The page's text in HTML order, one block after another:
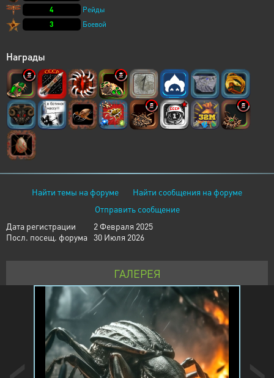
4
Рейды
3
Боевой
Награды
Найти темы на форуме
Найти сообщения на форуме
Отправить сообщение
Дата регистрации
2 Февраля 2025
Посл. посещ. форума 30 Июля 2026
ГАЛЕРЕЯ